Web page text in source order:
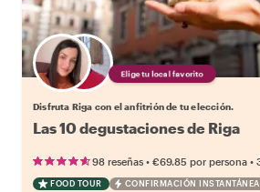
Elige tu local favorito
Disfruta Riga con el anfitrión de tu elección.
Las 10 degustaciones de Riga
98 reseñas • €69.85 por persona •
FOOD TOUR CONFIRMACIÓN INSTANTÁNEA